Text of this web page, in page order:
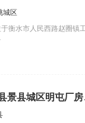
城区
衡水市人民西路赵圈镇
景县城区明屯厂